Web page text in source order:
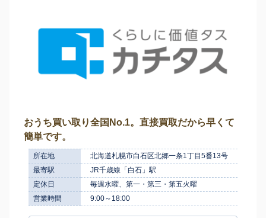
おうち買い取り全国No.1。直接買取だから早くて
簡単です。
所在地
北海道札幌市白石区北郷一条1丁目5番13号
最寄駅
JR千歳線「白石」駅
定休日
毎週水曜、第一・第三・第五火曜
営業時間
9:00～18:00